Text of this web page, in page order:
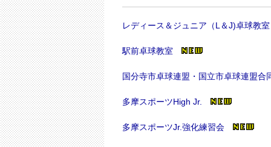
キ
ッ
プ
レディース＆ジュニア（L＆J)卓球教室
駅前卓球教室
国分寺市卓球連盟・国立市卓球連盟合
多摩スポーツHigh Jr.
多摩スポーツJr.強化練習会